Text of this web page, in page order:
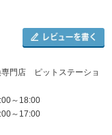
門店 ピットステーショ
～18:00
～17:00